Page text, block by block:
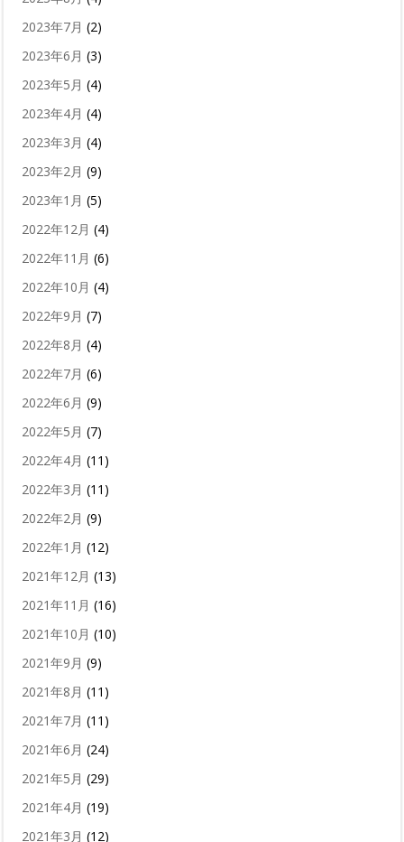
2023年7月 (2)
2023年6月 (3)
2023年5月 (4)
2023年4月 (4)
2023年3月 (4)
2023年2月 (9)
2023年1月 (5)
2022年12月 (4)
2022年11月 (6)
2022年10月 (4)
2022年9月 (7)
2022年8月 (4)
2022年7月 (6)
2022年6月 (9)
2022年5月 (7)
2022年4月 (11)
2022年3月 (11)
2022年2月 (9)
2022年1月 (12)
2021年12月 (13)
2021年11月 (16)
2021年10月 (10)
2021年9月 (9)
2021年8月 (11)
2021年7月 (11)
2021年6月 (24)
2021年5月 (29)
2021年4月 (19)
2021年3月 (12)